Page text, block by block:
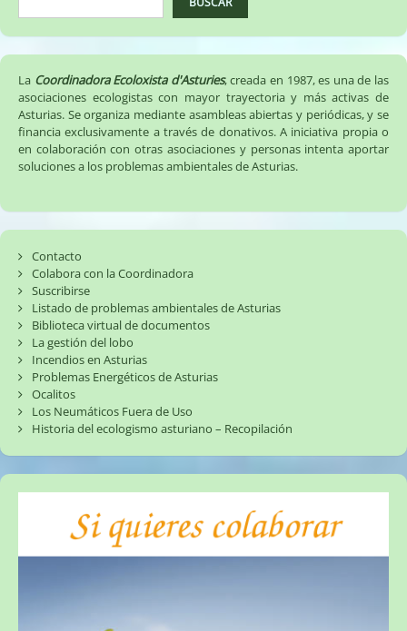
La Coordinadora Ecoloxista d'Asturies, creada en 1987, es una de las
asociaciones ecologistas con mayor trayectoria y más activas de
Asturias. Se organiza mediante asambleas abiertas y periódicas, y se
financia exclusivamente a través de donativos. A iniciativa propia o
en colaboración con otras asociaciones y personas intenta aportar
soluciones a los problemas ambientales de Asturias.
Contacto
Colabora con la Coordinadora
Suscribirse
Listado de problemas ambientales de Asturias
Biblioteca virtual de documentos
La gestión del lobo
Incendios en Asturias
Problemas Energéticos de Asturias
Ocalitos
Los Neumáticos Fuera de Uso
Historia del ecologismo asturiano – Recopilación